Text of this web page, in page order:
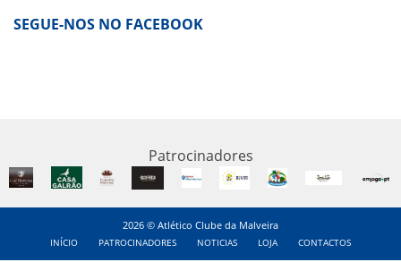
SEGUE-NOS NO FACEBOOK
Patrocinadores
2026 © Atlético Clube da Malveira
INÍCIO PATROCINADORES NOTICIAS LOJA CONTACTOS